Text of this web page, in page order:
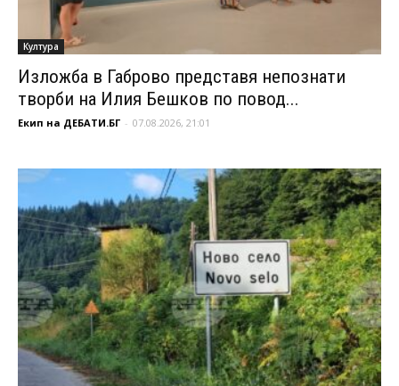
Култура
Изложба в Габрово представя непознати
творби на Илия Бешков по повод...
Екип на ДЕБАТИ.БГ - 07.08.2026, 21:01